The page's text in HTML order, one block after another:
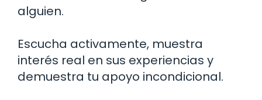
alguien.
Escucha activamente, muestra
interés real en sus experiencias y
demuestra tu apoyo incondicional.